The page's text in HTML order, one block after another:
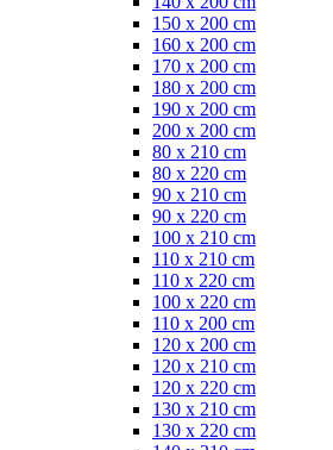
150 x 200 cm
160 x 200 cm
170 x 200 cm
180 x 200 cm
190 x 200 cm
200 x 200 cm
80 x 210 cm
80 x 220 cm
90 x 210 cm
90 x 220 cm
100 x 210 cm
110 x 210 cm
110 x 220 cm
100 x 220 cm
110 x 200 cm
120 x 200 cm
120 x 210 cm
120 x 220 cm
130 x 210 cm
130 x 220 cm